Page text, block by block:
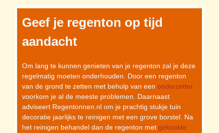
Geef je regenton op tijd
aandacht
Om lang te kunnen genieten van je regenton zal je deze
regelmatig moeten onderhouden. Door een regenton
van de grond te zetten met behulp van een onderzetter
voorkom je al de meeste problemen. Daarnaast
adviseert Regentonnen.nl om je prachtig stukje tuin
decoratie jaarlijks te reinigen met een grove borstel. Na
het reinigen behandel dan de regenton met gekookte